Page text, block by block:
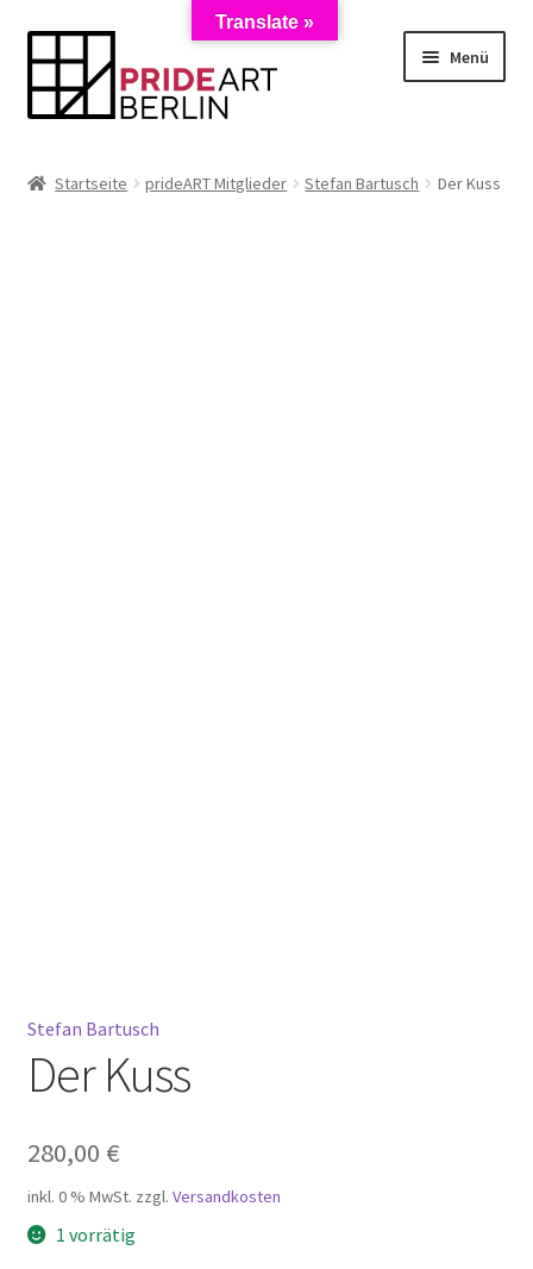
Zur
Navigation
springen
Zum
springen
Menü
Startseite prideART Mitglieder Stefan Bartusch Der Kuss
Stefan Bartusch
Der Kuss
280,00 €
inkl. 0 % MwSt. zzgl. Versandkosten
1 vorrätig
Translate »